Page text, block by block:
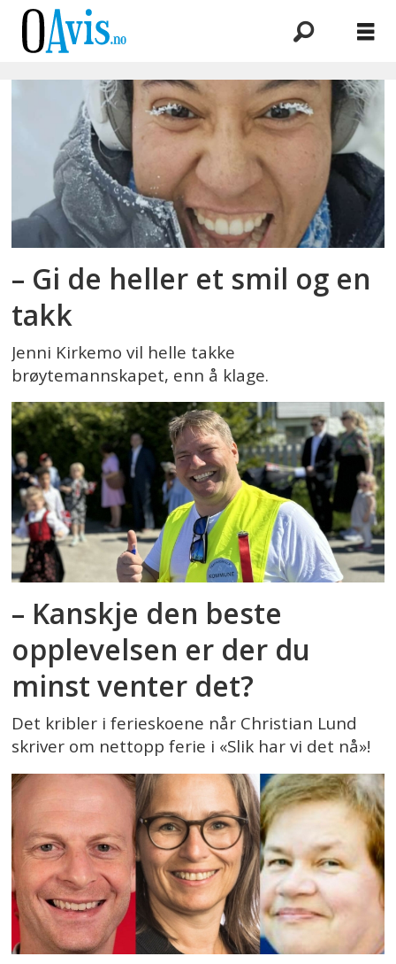
Emne:
leserinnlegg
– Gi de heller et smil og en
takk
Jenni Kirkemo vil helle takke
brøytemannskapet, enn å klage.
– Kanskje den beste
opplevelsen er der du
minst venter det?
Det kribler i ferieskoene når Christian Lund
skriver om nettopp ferie i «Slik har vi det nå»!